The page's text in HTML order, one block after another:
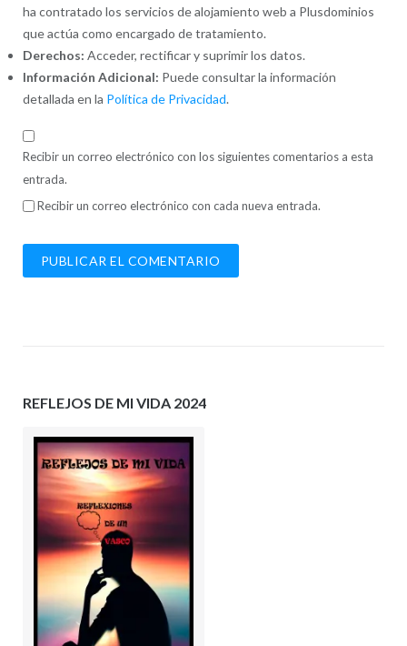
ha contratado los servicios de alojamiento web a Plusdominios
que actúa como encargado de tratamiento.
Derechos: Acceder, rectificar y suprimir los datos.
Información Adicional: Puede consultar la información
detallada en la Política de Privacidad.
Recibir un correo electrónico con los siguientes comentarios a esta
entrada.
Recibir un correo electrónico con cada nueva entrada.
REFLEJOS DE MI VIDA 2024